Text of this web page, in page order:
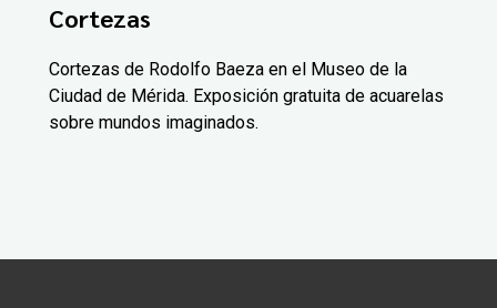
Cortezas
Cortezas de Rodolfo Baeza en el Museo de la
Ciudad de Mérida. Exposición gratuita de acuarelas
sobre mundos imaginados.